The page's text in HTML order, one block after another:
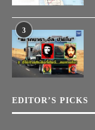
3
EDITOR’S PICKS